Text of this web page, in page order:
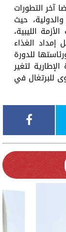
آخر التطورات
حيث
الليبية،
إمداد الغذاء
للدورة
لتغير
للبرتغال في